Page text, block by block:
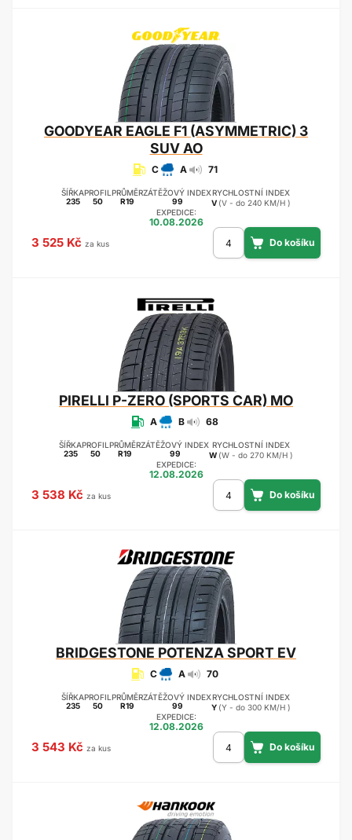
GOODYEAR EAGLE F1 (ASYMMETRIC) 3
SUV AO
C A 71
ŠÍŘKA
235
PROFIL
50
PRŮMĚR
R19
ZÁTĚŽOVÝ INDEX
99
RYCHLOSTNÍ INDEX
V (V - do 240 KM/H )
EXPEDICE:
10.08.2026
3 525 Kč za kus
PIRELLI P-ZERO (SPORTS CAR) MO
A B 68
ŠÍŘKA
235
PROFIL
50
PRŮMĚR
R19
ZÁTĚŽOVÝ INDEX
99
RYCHLOSTNÍ INDEX
W (W - do 270 KM/H )
EXPEDICE:
12.08.2026
3 538 Kč za kus
BRIDGESTONE POTENZA SPORT EV
C A 70
ŠÍŘKA
235
PROFIL
50
PRŮMĚR
R19
ZÁTĚŽOVÝ INDEX
99
RYCHLOSTNÍ INDEX
Y (Y - do 300 KM/H )
EXPEDICE:
12.08.2026
3 543 Kč za kus